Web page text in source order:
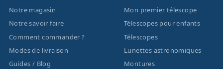
Notre magasin
Notre savoir faire
Comment commander ?
Modes de livraison
Guides / Blog
Mon premier télescope
Télescopes pour enfants
Télescopes
Lunettes astronomiques
Montures